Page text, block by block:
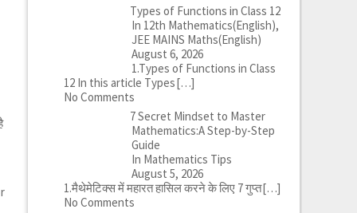
Types of Functions in Class 12
In 12th Mathematics(English),
JEE MAINS Maths(English)
August 6, 2026
1.Types of Functions in Class
12 In this article Types[…]
No Comments
7 Secret Mindset to Master
Mathematics:A Step-by-Step
Guide
In Mathematics Tips
August 5, 2026
1.मैथेमेटिक्स में महारत हासिल करने के लिए 7 गुप्त[…]
No Comments